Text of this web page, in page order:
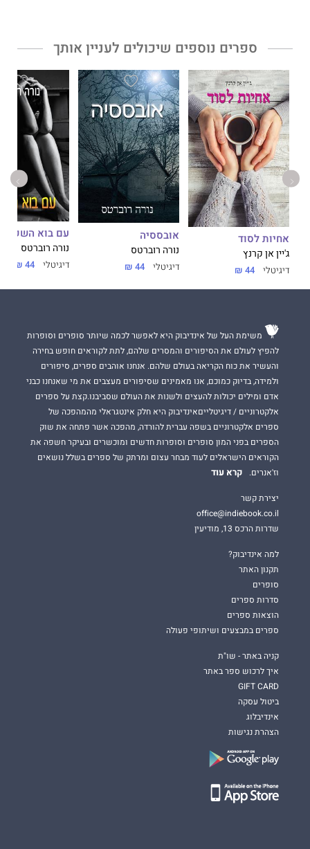
ספרים נוספים שיכולים לעניין אותך
אחיות לסוד
ג'יין אן קרנץ
דיגיטלי 44 ₪
אובססיה
נורה רוברטס
דיגיטלי 44 ₪
עם בוא
נורה רוברטס
דיגיטלי 44 ₪
משימת העל של אינדיבוק היא לאפשר לכמה שיותר סופרים וסופרות
להפיץ לעולם את הסיפורים והמסרים שלהם, לתת לקוראים חופש בחירה
והעשיר את כוח הקריאה בעולם שלהם. אנחנו אוהבים ספרים, סיפורים
ולמידה, בדיוק כמוכם, אנו מאמינים שסיפורים מעצבים את מי שאנחנו כבני
אדם ומילים יכולות להעצים ולשנות את העולם שסביבנו.קצת על ספרים
אלקטרוניים / דיגיטלייםאינדיבוק היא חלק אינטגראלי מהמהפכה של
ספרים אלקטרוניים בשפה עברית להורדה, מהפכה אשר פתחה את שוק
הספרים בפני המון סופרים וסופרות חדשים ומוכשרים ובעיקר חשפה את
הקוראים הישראלים לעוד מבחר עצום ומרתק של ספרים בשלל נושאים
וז'אנרים.
קרא עוד
יצירת קשר
office@indiebook.co.il
שדרות הרכס 13, מודיעין
למה אינדיבוק?
תקנון האתר
סופרים
סדרות ספרים
הוצאות ספרים
ספרים במבצעים ושיתופי פעולה
קניה באתר - שו"ת
איך לרכוש ספר באתר
GIFT CARD
ביטול עסקה
אינדיבלוג
הצהרת נגישות